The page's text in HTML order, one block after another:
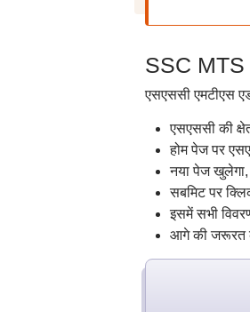
SSC
एसएससी एमटीएस
एसएससी की
होम पेज पर
नया पेज खुलेगा,
सबमिट पर
इसमें सभी
आगे की जरूरत